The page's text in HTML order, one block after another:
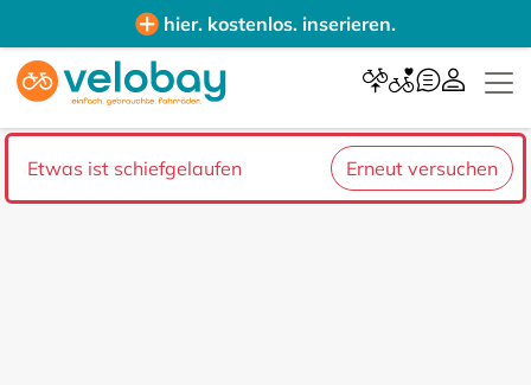
hier. kostenlos. inserieren.
Etwas ist schiefgelaufen Erneut versuchen